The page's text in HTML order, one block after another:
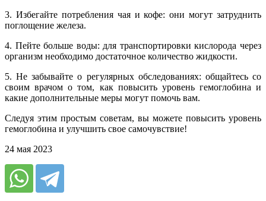
3. Избегайте потребления чая и кофе: они могут затруднить
поглощение железа.
4. Пейте больше воды: для транспортировки кислорода через
организм необходимо достаточное количество жидкости.
5. Не забывайте о регулярных обследованиях: общайтесь со
своим врачом о том, как повысить уровень гемоглобина и
какие дополнительные меры могут помочь вам.
Следуя этим простым советам, вы можете повысить уровень
гемоглобина и улучшить свое самочувствие!
24 мая 2023